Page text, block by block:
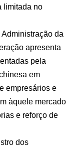
limitada no
da
apresenta
pela
em
empresários e
àquele mercado
e reforço de
dos